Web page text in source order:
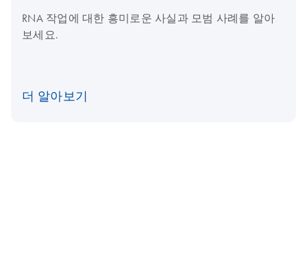
RNA 작업에 대한 흥미로운 사실과 모범 사례를 알아
보세요.
더 알아보기